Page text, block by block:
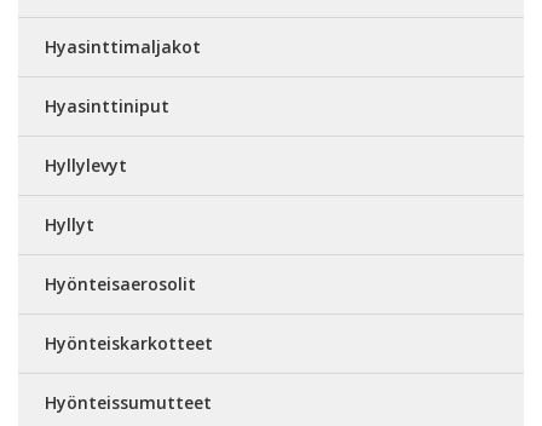
Hyasinttimaljakot
Hyasinttiniput
Hyllylevyt
Hyllyt
Hyönteisaerosolit
Hyönteiskarkotteet
Hyönteissumutteet